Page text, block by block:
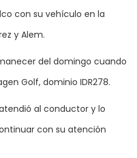
con su vehículo en la
y Alem.
del domingo cuando
Golf, dominio IDR278.
al conductor y lo
con su atención